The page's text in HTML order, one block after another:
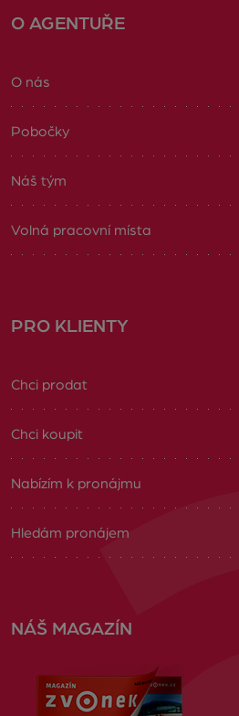
O AGENTUŘE
O nás
Pobočky
Náš tým
Volná pracovní místa
PRO KLIENTY
Chci prodat
Chci koupit
Nabízím k pronájmu
Hledám pronájem
NÁŠ MAGAZÍN